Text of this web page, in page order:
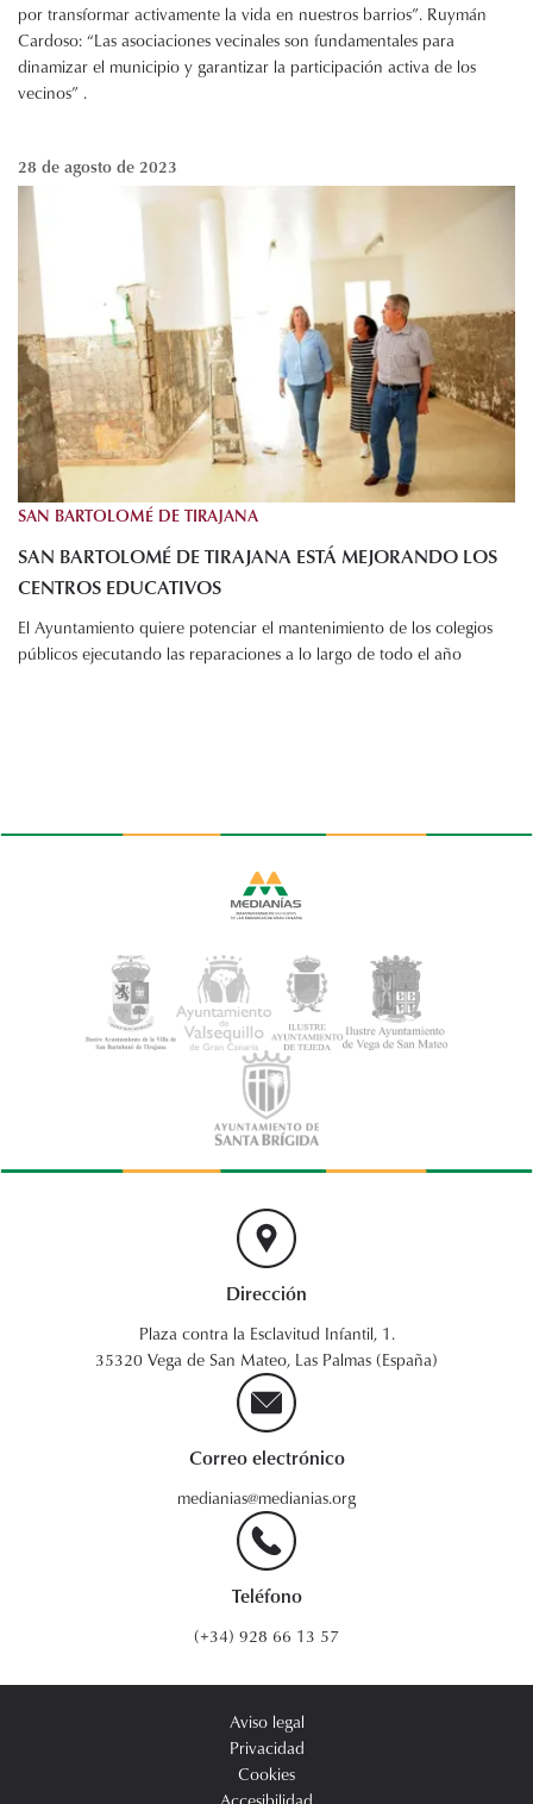
por transformar activamente la vida en nuestros barrios”. Ruymán
Cardoso: “Las asociaciones vecinales son fundamentales para
dinamizar el municipio y garantizar la participación activa de los
vecinos” .
28 de agosto de 2023
SAN BARTOLOMÉ DE TIRAJANA
SAN BARTOLOMÉ DE TIRAJANA ESTÁ MEJORANDO LOS
CENTROS EDUCATIVOS
El Ayuntamiento quiere potenciar el mantenimiento de los colegios
públicos ejecutando las reparaciones a lo largo de todo el año
Dirección
Plaza contra la Esclavitud Infantil, 1.
35320 Vega de San Mateo, Las Palmas (España)
Correo electrónico
medianias@medianias.org
Teléfono
(+34) 928 66 13 57
Aviso legal
Privacidad
Cookies
Accesibilidad